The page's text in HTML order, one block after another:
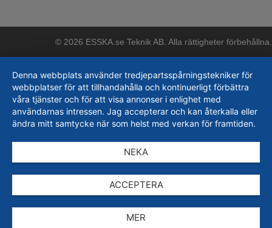
© 2026 ESSKA.se Teknik AB. Alla rättigheter förbehållna.
Denna webbplats använder tredjepartsspårningstekniker för
webbplatser för att tillhandahålla och kontinuerligt förbättra
våra tjänster och för att visa annonser i enlighet med
användarnas intressen. Jag accepterar och kan återkalla eller
ändra mitt samtycke när som helst med verkan för framtiden.
NEKA
ACCEPTERA
MER